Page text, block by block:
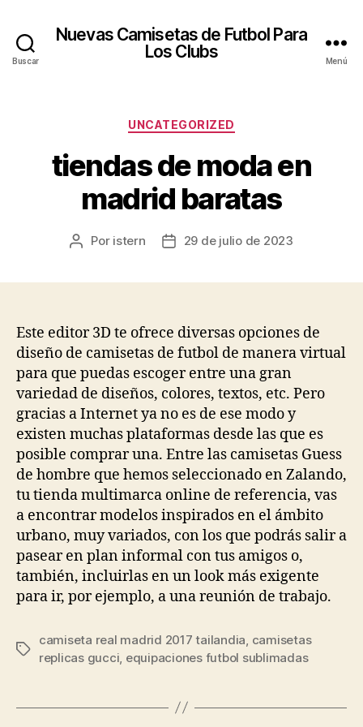
Buscar
Nuevas Camisetas de Futbol Para
Los Clubs
Menú
Categorías
UNCATEGORIZED
tiendas de moda en
madrid baratas
Autor
Por istern
Fecha29 de julio de 2023
Este editor 3D te ofrece diversas opciones de
diseño de camisetas de futbol de manera virtual
para que puedas escoger entre una gran
variedad de diseños, colores, textos, etc. Pero
gracias a Internet ya no es de ese modo y
existen muchas plataformas desde las que es
posible comprar una. Entre las camisetas Guess
de hombre que hemos seleccionado en Zalando,
tu tienda multimarca online de referencia, vas
a encontrar modelos inspirados en el ámbito
urbano, muy variados, con los que podrás salir a
pasear en plan informal con tus amigos o,
también, incluirlas en un look más exigente
para ir, por ejemplo, a una reunión de trabajo.
Etiquetas
camiseta real madrid 2017 tailandia camisetas
replicas gucci equipaciones futbol sublimadas